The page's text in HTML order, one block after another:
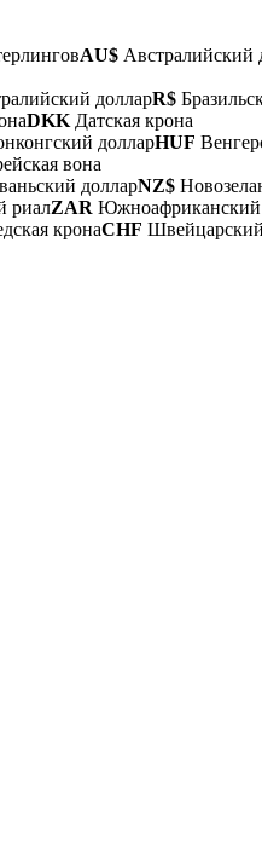
AU$ Австралийский
долларR$
DKK Датская крона
долларHUF
вона
долларNZ$
риалZAR Южноафриканский
кронаCHF